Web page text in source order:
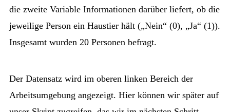
die zweite Variable Informationen darüber liefert, ob die
jeweilige Person ein Haustier hält („Nein“ (0), „Ja“ (1)).
Insgesamt wurden 20 Personen befragt.
Der Datensatz wird im oberen linken Bereich der
Arbeitsumgebung angezeigt. Hier können wir später auf